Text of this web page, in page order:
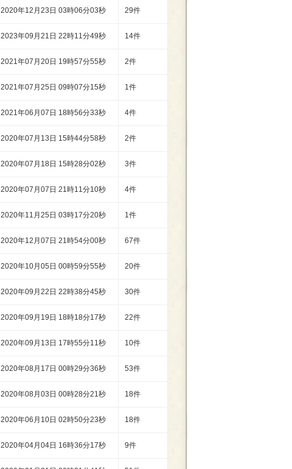
2020年12月23日 03時06分03秒 29件
2023年09月21日 22時11分49秒 14件
2021年07月20日 19時57分55秒 2件
2021年07月25日 09時07分15秒 1件
2021年06月07日 18時56分33秒 4件
2020年07月13日 15時44分58秒 2件
2020年07月18日 15時28分02秒 3件
2020年07月07日 21時11分10秒 4件
2020年11月25日 03時17分20秒 1件
2020年12月07日 21時54分00秒 67件
2020年10月05日 00時59分55秒 20件
2020年09月22日 22時38分45秒 30件
2020年09月19日 18時18分17秒 22件
2020年09月13日 17時55分11秒 10件
2020年08月17日 00時29分36秒 53件
2020年08月03日 00時28分21秒 18件
2020年06月10日 02時50分23秒 18件
2020年04月04日 16時36分17秒 9件